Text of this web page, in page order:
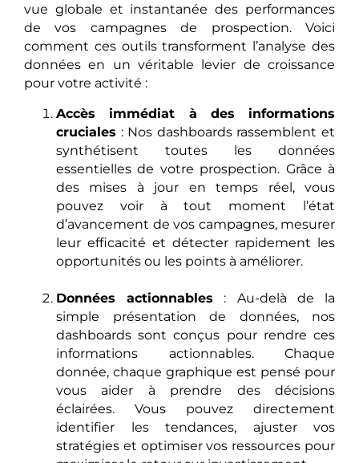
vue globale et instantanée des performances
de vos campagnes de prospection. Voici
comment ces outils transforment l’analyse des
données en un véritable levier de croissance
pour votre activité :
Accès immédiat à des informations
cruciales : Nos dashboards rassemblent et
synthétisent toutes les données
essentielles de votre prospection. Grâce à
des mises à jour en temps réel, vous
pouvez voir à tout moment l’état
d’avancement de vos campagnes, mesurer
leur efficacité et détecter rapidement les
opportunités ou les points à améliorer.
Données actionnables : Au-delà de la
simple présentation de données, nos
dashboards sont conçus pour rendre ces
informations actionnables. Chaque
donnée, chaque graphique est pensé pour
vous aider à prendre des décisions
éclairées. Vous pouvez directement
identifier les tendances, ajuster vos
stratégies et optimiser vos ressources pour